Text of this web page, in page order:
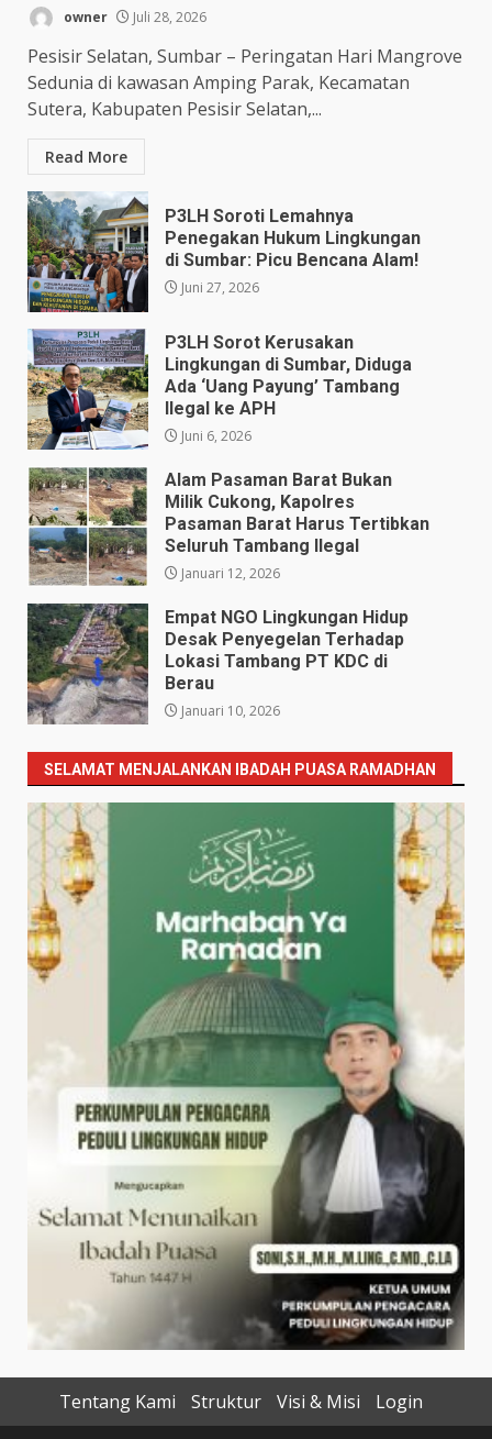
owner Juli 28, 2026
Pesisir Selatan, Sumbar – Peringatan Hari Mangrove
Sedunia di kawasan Amping Parak, Kecamatan
Sutera, Kabupaten Pesisir Selatan,...
Read More
P3LH Soroti Lemahnya
Penegakan Hukum Lingkungan
di Sumbar: Picu Bencana Alam!
Juni 27, 2026
P3LH Sorot Kerusakan
Lingkungan di Sumbar, Diduga
Ada ‘Uang Payung’ Tambang
Ilegal ke APH
Juni 6, 2026
Alam Pasaman Barat Bukan
Milik Cukong, Kapolres
Pasaman Barat Harus Tertibkan
Seluruh Tambang Ilegal
Januari 12, 2026
Empat NGO Lingkungan Hidup ​
Desak Penyegelan Terhadap
Lokasi Tambang PT KDC di
Berau
Januari 10, 2026
SELAMAT MENJALANKAN IBADAH PUASA RAMADHAN
Tentang Kami Struktur Visi & Misi
Login